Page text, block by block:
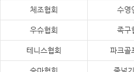
체조협회 수영
우슈협회 족구
테니스협회 파크골
승마협회 줄넘